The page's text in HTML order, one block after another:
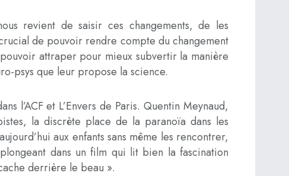
revient de saisir ces changements, de les
de pouvoir rendre compte du changement
attraper pour mieux subvertir la manière
psys que leur propose la science.
l’ACF et L’Envers de Paris. Quentin Meynaud,
la discrète place de la paranoïa dans les
aux enfants sans même les rencontrer,
dans un film qui lit bien la fascination
derrière le beau ».